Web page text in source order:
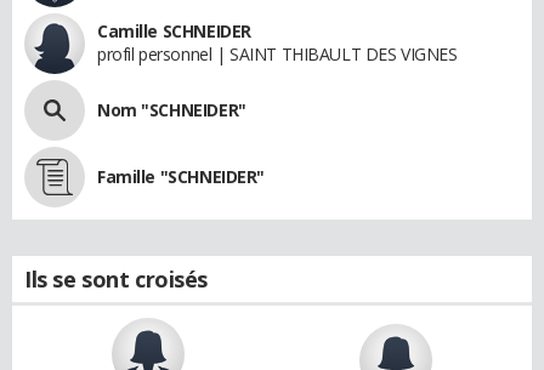
Camille SCHNEIDER
profil personnel | SAINT THIBAULT DES VIGNES
Nom "SCHNEIDER"
Famille "SCHNEIDER"
Ils se sont croisés